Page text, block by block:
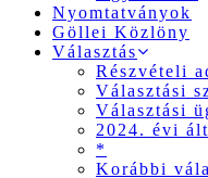
Nyomtatványok
Göllei Közlöny
Választás
Részvételi
Választási
Választási
2024. évi
*
Korábbi